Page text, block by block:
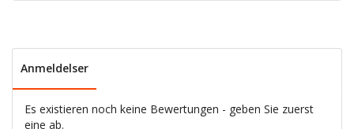
Anmeldelser
Es existieren noch keine Bewertungen - geben Sie zuerst
eine ab.